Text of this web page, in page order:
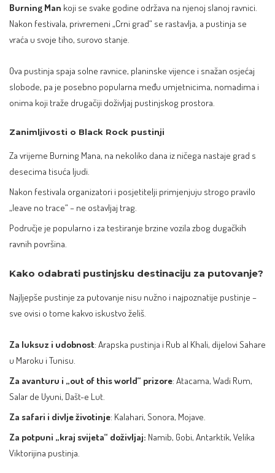
Burning Man koji se svake godine održava na njenoj slanoj ravnici.
Nakon festivala, privremeni „Crni grad“ se rastavlja, a pustinja se
vraća u svoje tiho, surovo stanje.
Ova pustinja spaja solne ravnice, planinske vijence i snažan osjećaj
slobode, pa je posebno popularna među umjetnicima, nomadima i
onima koji traže drugačiji doživljaj pustinjskog prostora.
Zanimljivosti o Black Rock pustinji
Za vrijeme Burning Mana, na nekoliko dana iz ničega nastaje grad s
desecima tisuća ljudi.
Nakon festivala organizatori i posjetitelji primjenjuju strogo pravilo
„leave no trace“ – ne ostavljaj trag.
Područje je popularno i za testiranje brzine vozila zbog dugačkih
ravnih površina.
Kako odabrati pustinjsku destinaciju za putovanje?
Najljepše pustinje za putovanje nisu nužno i najpoznatije pustinje –
sve ovisi o tome kakvo iskustvo želiš.
Za luksuz i udobnost: Arapska pustinja i Rub al Khali, dijelovi Sahare
u Maroku i Tunisu.​
Za avanturu i „out of this world“ prizore: Atacama, Wadi Rum,
Salar de Uyuni, Dašt-e Lut.​
Za safari i divlje životinje: Kalahari, Sonora, Mojave.
Za potpuni „kraj svijeta“ doživljaj: Namib, Gobi, Antarktik, Velika
Viktorijina pustinja.